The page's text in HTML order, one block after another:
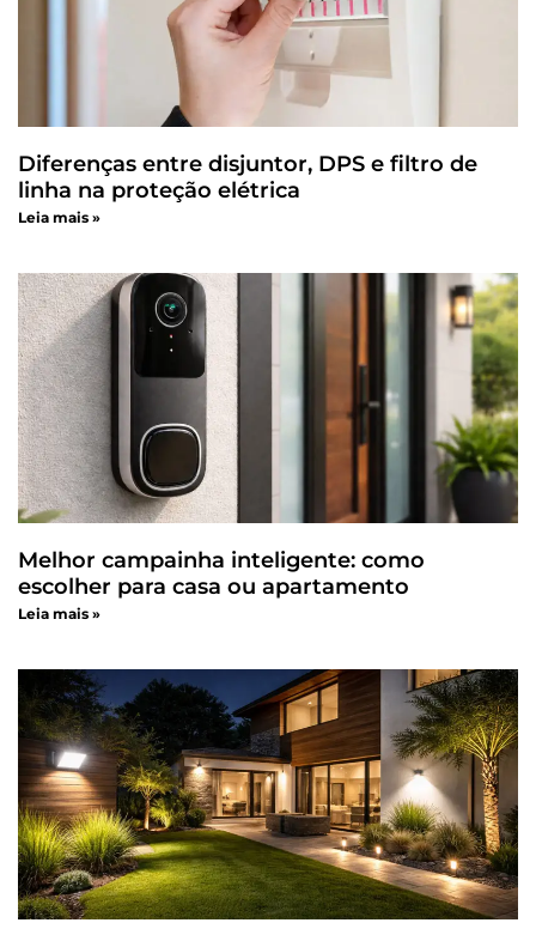
Diferenças entre disjuntor, DPS e filtro de
linha na proteção elétrica
Leia mais »
Melhor campainha inteligente: como
escolher para casa ou apartamento
Leia mais »